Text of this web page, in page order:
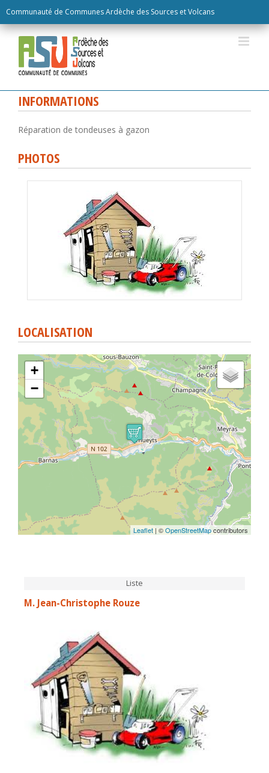
Communauté de Communes Ardèche des Sources et Volcans
to
content
INFORMATIONS
Réparation de tondeuses à gazon
PHOTOS
LOCALISATION
+
−
Leaflet | ©OpenStreetMapcontributors
Liste
M. Jean-Christophe Rouze